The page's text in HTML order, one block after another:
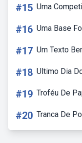
#15 Uma
#16 Uma Base
#17 Um Texto
#18 Ultimo Dia
#19 Troféu De
#20 Tranca De